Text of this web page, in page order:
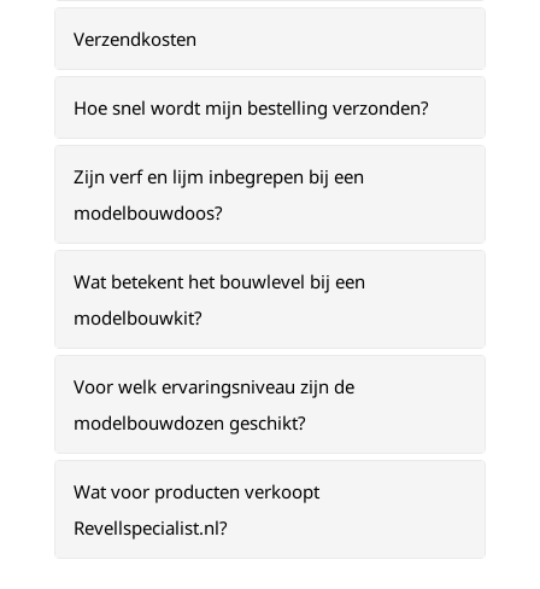
Verzendkosten
Hoe snel wordt mijn bestelling verzonden?
Zijn verf en lijm inbegrepen bij een
modelbouwdoos?
Wat betekent het bouwlevel bij een
modelbouwkit?
Voor welk ervaringsniveau zijn de
modelbouwdozen geschikt?
Wat voor producten verkoopt
Revellspecialist.nl?